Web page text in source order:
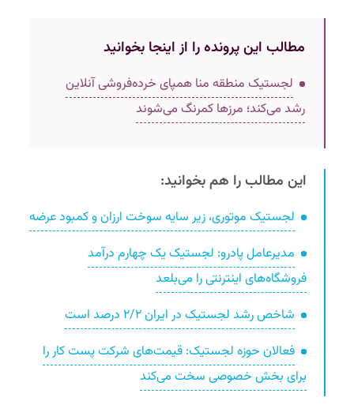
مطالب این پرونده را از اینجا بخوانید
لجستیک منطقه منا همپای خرده‌فروشی آنلاین
رشد می‌کند؛ مرزها کمرنگ می‌شوند
این مطالب را هم بخوانید:
لجستیک موتوری، زیر سایه سوخت ارزان و کمبود عرضه
مدیرعامل پادرو: لجستیک یک چهارم درآمد
فروشگاه‌های اینترنتی را می‌بلعد
شاخص رشد لجستیک در ایران ۲/۲ درصد است
فعالان حوزه لجستیک: قیمت‌های شرکت پست کار را
برای بخش خصوصی سخت می‌کند